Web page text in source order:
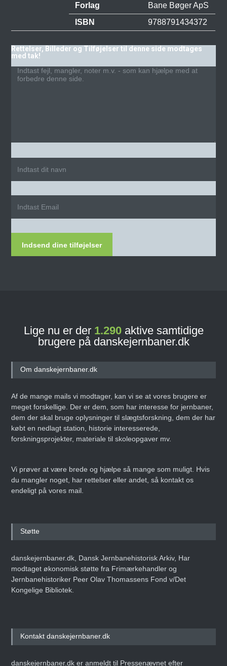
Forlag
Bane Bøger ApS
ISBN
9788791434372
Rettelser, Billeder og Tilføjelser til denne side modtages
med tak!
Indsend dine tilføjelser
Lige nu er der 1.290aktive samtidige
brugere på danskejernbaner.dk
Om danskejernbaner.dk
Af de mange mails vi modtager, kan vi se at vores brugere er
meget forskellige. Der er dem, som har interesse for jernbaner,
dem der skal bruge oplysninger til slægtsforskning, dem der har
købt en nedlagt station, historie interesserede,
forskningsprojekter, materiale til skoleopgaver mv.
Vi prøver at være brede og hjælpe så mange som muligt. Hvis
du mangler noget, har rettelser eller andet, så kontakt os
endeligt på vores mail.
Støtte
danskejernbaner.dk, Dansk Jernbanehistorisk Arkiv, Har
modtaget økonomisk støtte fra Frimærkehandler og
Jernbanehistoriker Peer Olav Thomassens Fond v/Det
Kongelige Bibliotek.
Kontakt danskejernbaner.dk
danskejernbaner.dk er anmeldt til Pressenævnet efter